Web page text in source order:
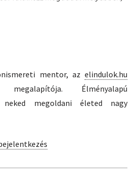
mentor, az elindulok.hu
Élményalapú
neked megoldani életed nagy